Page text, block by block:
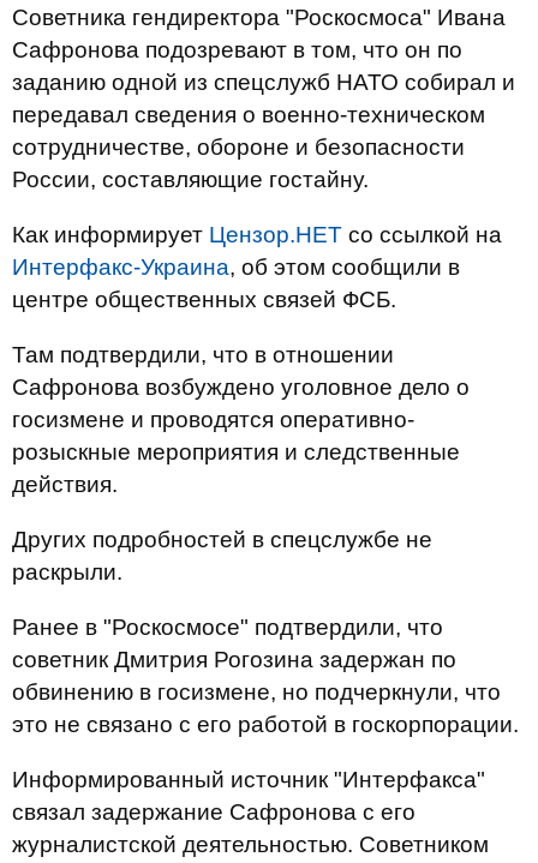
Советника гендиректора "Роскосмоса" Ивана
Сафронова подозревают в том, что он по
заданию одной из спецслужб НАТО собирал и
передавал сведения о военно-техническом
сотрудничестве, обороне и безопасности
России, составляющие гостайну.
Как информирует Цензор.НЕТ со ссылкой на
Интерфакс-Украина, об этом сообщили в
центре общественных связей ФСБ.
Там подтвердили, что в отношении
Сафронова возбуждено уголовное дело о
госизмене и проводятся оперативно-
розыскные мероприятия и следственные
действия.
Других подробностей в спецслужбе не
раскрыли.
Ранее в "Роскосмосе" подтвердили, что
советник Дмитрия Рогозина задержан по
обвинению в госизмене, но подчеркнули, что
это не связано с его работой в госкорпорации.
Информированный источник "Интерфакса"
связал задержание Сафронова с его
журналистской деятельностью. Советником